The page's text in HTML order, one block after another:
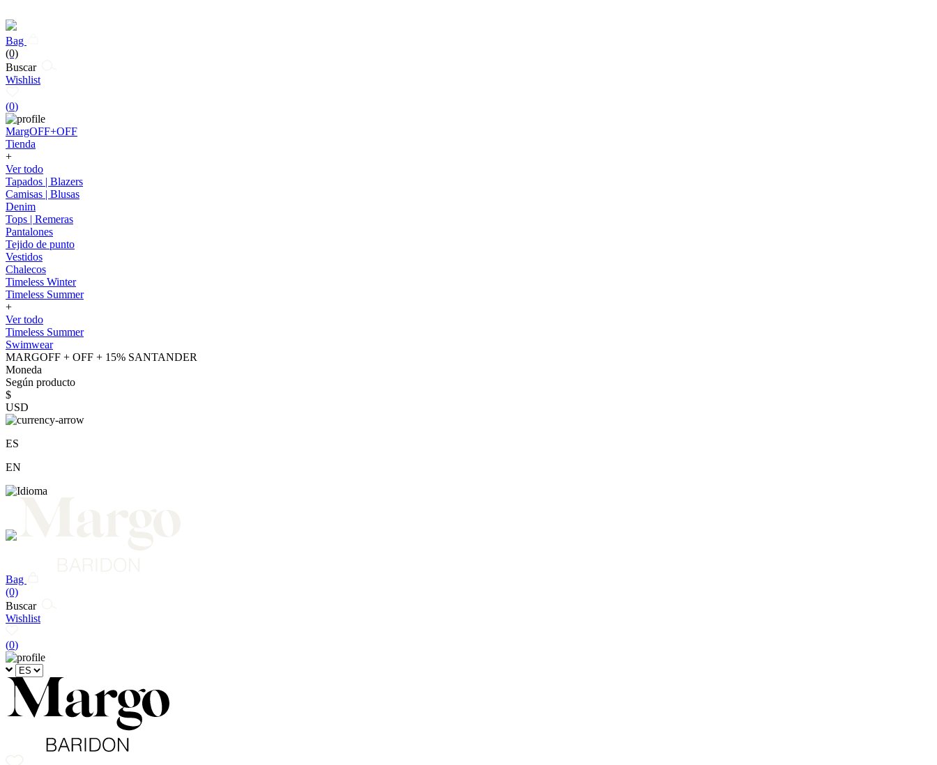
Bag
(0)
Buscar
Wishlist
(0)
MargOFF+OFF
Tienda
+
Ver todo
Tapados | Blazers
Camisas | Blusas
Denim
Tops | Remeras
Pantalones
Tejido de punto
Vestidos
Chalecos
Timeless Winter
Timeless Summer
+
Ver todo
Timeless Summer
Swimwear
MARGOFF + OFF + 15% SANTANDER
Moneda
Según producto
$
USD
ES
EN
Bag
(0)
Buscar
Wishlist
(0)